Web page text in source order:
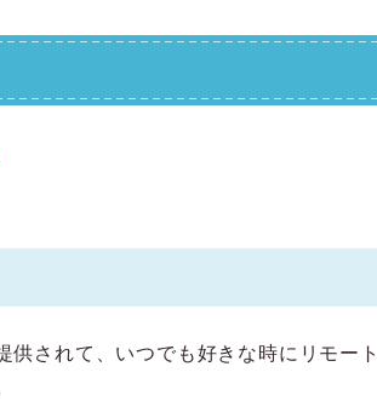
供されて、いつでも好きな時にリモー